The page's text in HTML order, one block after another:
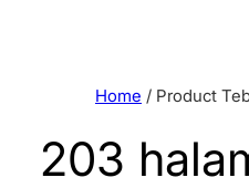
Home / Product
203